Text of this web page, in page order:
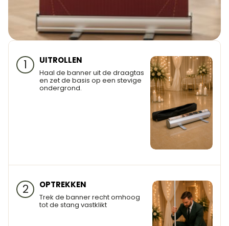
1 UITROLLEN
Haal de banner uit de draagtas
en zet de basis op een stevige
ondergrond.
2 OPTREKKEN
Trek de banner recht omhoog
tot de stang vastklikt